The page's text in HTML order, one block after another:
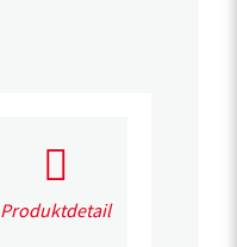
Produktdetail